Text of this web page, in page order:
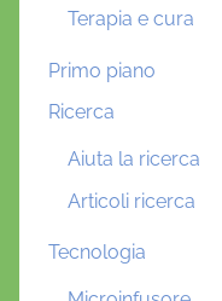
Terapia e cura
Primo piano
Ricerca
Aiuta la ricerca
Articoli ricerca
Tecnologia